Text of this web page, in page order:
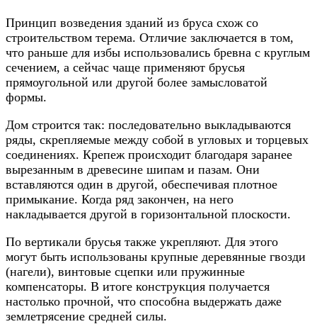
Принцип возведения зданий из бруса схож со
строительством терема. Отличие заключается в том,
что раньше для избы использовались бревна с круглым
сечением, а сейчас чаще применяют брусья
прямоугольной или другой более замысловатой
формы.
Дом строится так: последовательно выкладываются
ряды, скрепляемые между собой в угловых и торцевых
соединениях. Крепеж происходит благодаря заранее
вырезанным в древесине шипам и пазам. Они
вставляются один в другой, обеспечивая плотное
примыкание. Когда ряд закончен, на него
накладывается другой в горизонтальной плоскости.
По вертикали брусья также укрепляют. Для этого
могут быть использованы крупные деревянные гвозди
(нагели), винтовые сцепки или пружинные
компенсаторы. В итоге конструкция получается
настолько прочной, что способна выдержать даже
землетрясение средней силы.